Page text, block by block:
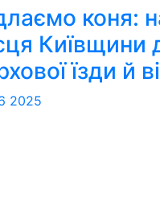
коня:
Київщини
їзди й
2025